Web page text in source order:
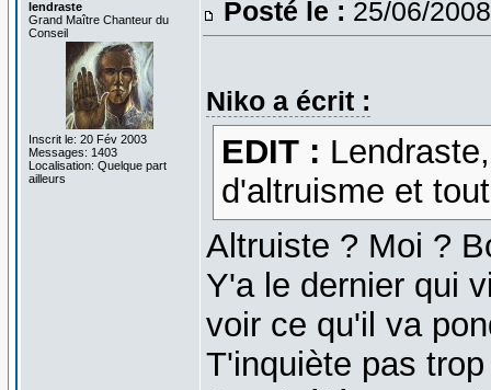
lendraste
Grand Maître Chanteur du
Conseil
Inscrit le: 20 Fév 2003
Messages: 1403
Localisation: Quelque part
ailleurs
Posté le : 25/06/
Niko a écrit :
EDIT :
d'altruisme et
Altruiste ? Moi ?
Y'a le dernier qui
voir ce qu'il va
T'inquiète pas